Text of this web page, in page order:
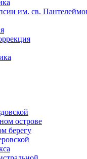
им. св.
острове
берегу